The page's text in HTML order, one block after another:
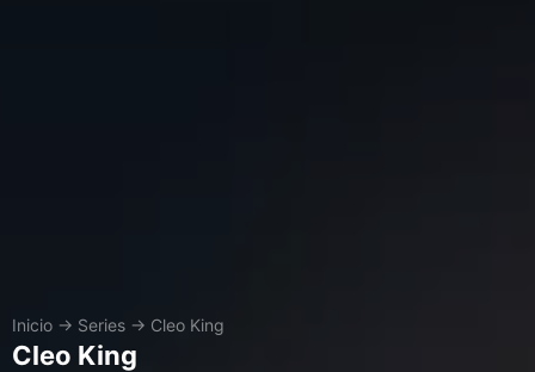
Inicio → Series → Cleo King
Cleo King